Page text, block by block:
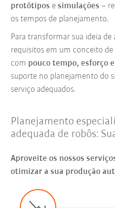
protótipos esimulações –
os tempos de planejamento.
Para transformar sua ideia de
requisitos em um conceito
com pouco tempo, esforço
suporte no planejamento do
serviço adequados.
Planejamento
adequada de robôs:
Aproveite os nossos
otimizar a sua produção